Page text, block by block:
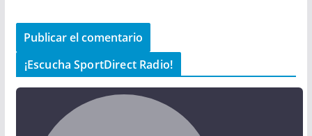
¡Escucha SportDirect Radio!